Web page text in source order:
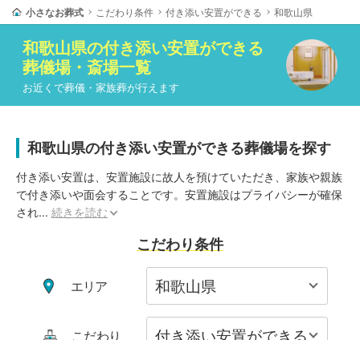
小さなお葬式 こだわり条件 付き添い安置ができる 和歌山県
和歌山県の付き添い安置ができる
葬儀場・斎場一覧
お近くで葬儀・家族葬が行えます
和歌山県の付き添い安置ができる葬儀場を探す
付き添い安置は、安置施設に故人を預けていただき、家族や親族
で付き添いや面会することです。安置施設はプライバシーが確保
され... 続きを読む
こだわり条件
エリア
こだわり